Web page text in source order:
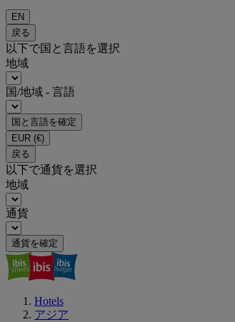
EN
戻る
以下で国と言語を選択
地域
国/地域 - 言語
国と言語を確定
EUR (€)
戻る
以下で通貨を選択
地域
通貨
通貨を確定
Hotels
アジア